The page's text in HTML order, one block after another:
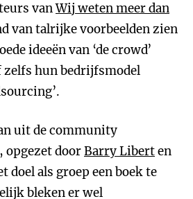
vanWij weten meer dan
van talrijke voorbeelden zien
ideeën van ‘de crowd’
hun bedrijfsmodel
uit de community
opgezet doorBarry Liberten
doel als groep een boek te
bleken er wel